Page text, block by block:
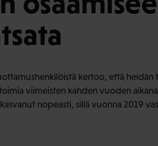
kertoo, että heidän
viimeisten kahden vuoden
nopeasti, sillä vuonna 2019